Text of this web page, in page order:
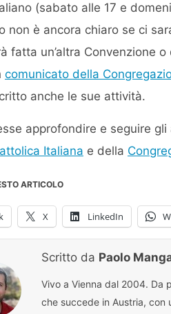
(sabato alle 17 e
non è ancora chiaro se ci
fatta un’altra Convenzione
comunicato della
anche le sue attività.
approfondire e seguire
Italiana e della
ARTICOLO
X LinkedIn
Scritto da Paolo
Vivo a Vienna dal 2004. Da
che succede in Austria, con